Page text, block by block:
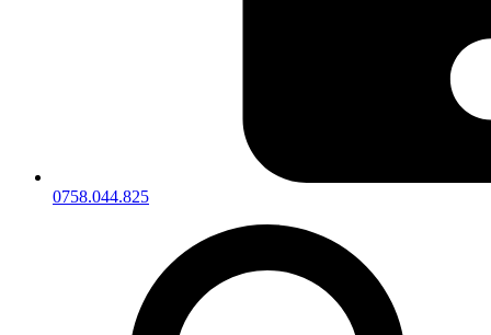
0758.044.825